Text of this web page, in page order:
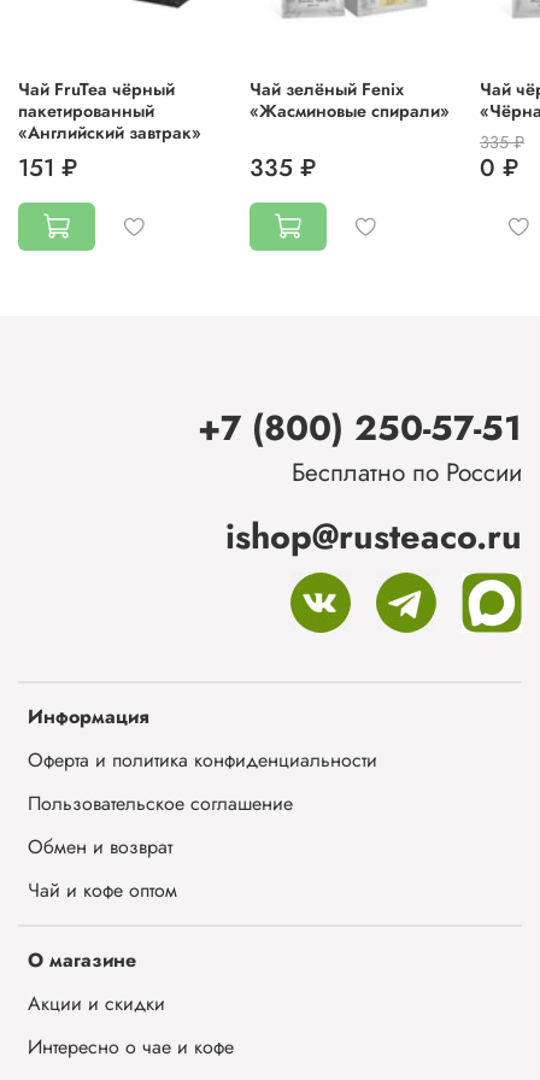
Чай FruTea чёрный
пакетированный
«Английский завтрак»
151 ₽
Чай зелёный Fenix
«Жасминовые спирали»
335 ₽
Чай
335 ₽
0 ₽
Информация
Оферта и политика конфиденциальности
Пользовательское соглашение
Обмен и возврат
Чай и кофе оптом
О магазине
Акции и скидки
Интересно о чае и кофе
+7 (800) 250-57-51
Бесплатно по России
ishop@rusteaco.ru